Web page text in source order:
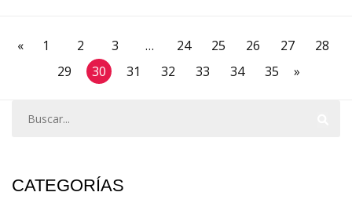
« 1 2 3 … 24 25 26 27
28
29
30 31 32 33 34 35 »
CATEGORÍAS